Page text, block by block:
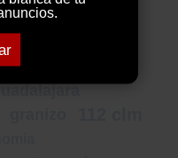
Mayor Activo